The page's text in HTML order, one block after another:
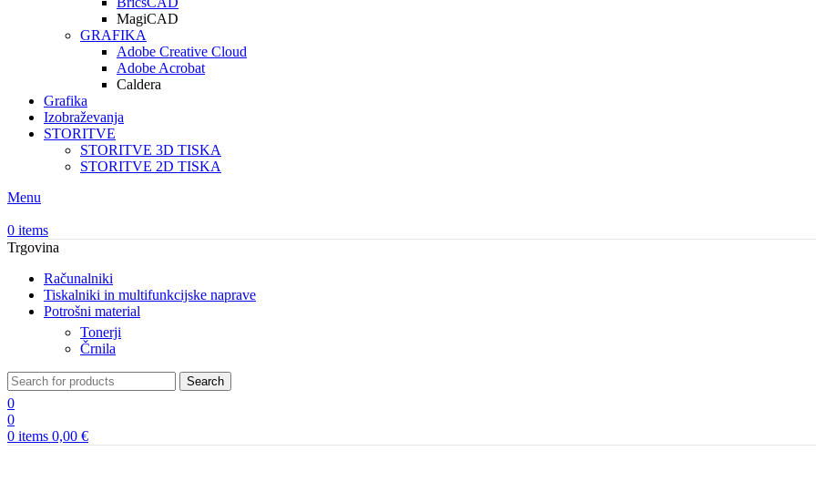
MagiCAD
GRAFIKA
Adobe Creative Cloud
Adobe Acrobat
Caldera
Grafika
Izobraževanja
STORITVE
STORITVE 3D TISKA
STORITVE 2D TISKA
Menu
0 items
Trgovina
Računalniki
Tiskalniki in multifunkcijske naprave
Potrošni material
Tonerji
Črnila
Search
0
0
0 items 0,00 €